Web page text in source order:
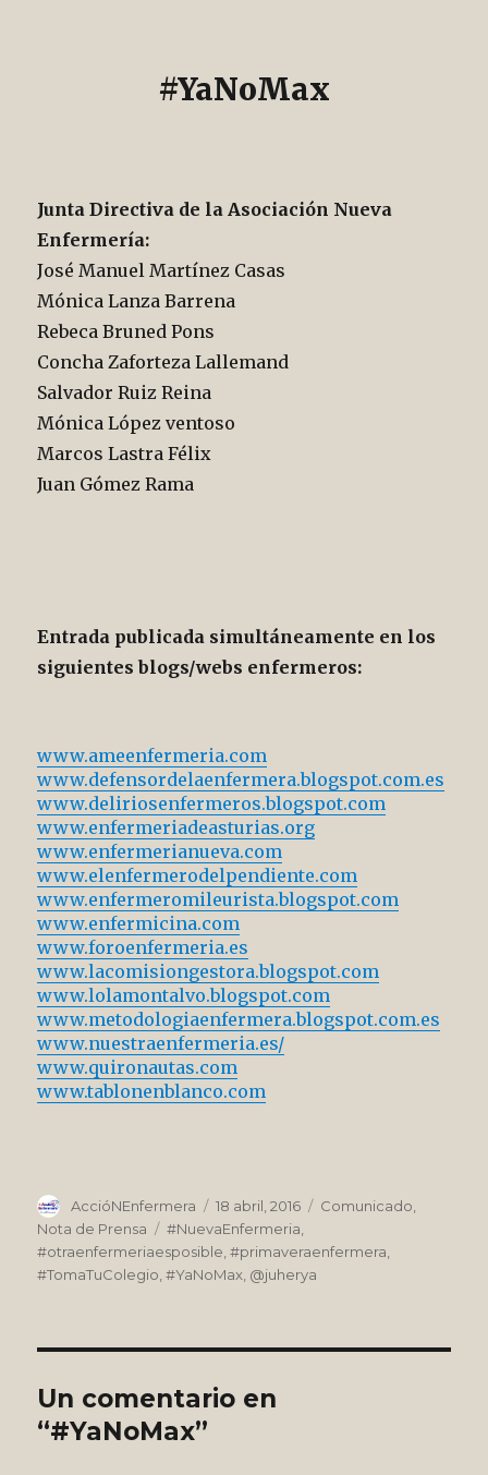
#YaNoMax
Junta Directiva de la Asociación Nueva
Enfermería:
José Manuel Martínez Casas
Mónica Lanza Barrena
Rebeca Bruned Pons
Concha Zaforteza Lallemand
Salvador Ruiz Reina
Mónica López ventoso
Marcos Lastra Félix
Juan Gómez Rama
Entrada publicada simultáneamente en los
siguientes blogs/webs enfermeros:
www.ameenfermeria.com
www.defensordelaenfermera.blogspot.com.es
www.deliriosenfermeros.blogspot.com
www.enfermeriadeasturias.org
www.enfermerianueva.com
www.elenfermerodelpendiente.com
www.enfermeromileurista.blogspot.com
www.enfermicina.com
www.foroenfermeria.es
www.lacomisiongestora.blogspot.com
www.lolamontalvo.blogspot.com
www.metodologiaenfermera.blogspot.com.es
www.nuestraenfermeria.es/
www.quironautas.com
www.tablonenblanco.com
Autor
AccióNEnfermera
Publicado
el
18 abril, 2016 Categorías
Comunicado
Nota de Prensa
Etiquetas
#NuevaEnfermeria
#otraenfermeriaesposible ,#primaveraenfermera
#TomaTuColegio ,#YaNoMax @juherya
Un comentario en
“#YaNoMax”